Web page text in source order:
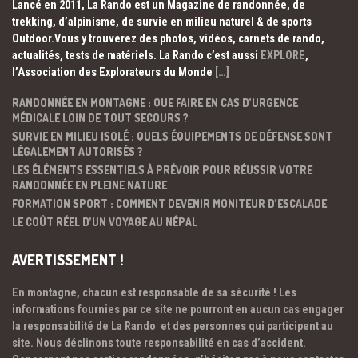
Lancé en 2011, La Rando est un Magazine de randonnée, de
trekking, d’alpinisme, de survie en milieu naturel & de sports
Outdoor.Vous y trouverez des photos, vidéos, carnets de rando,
actualités, tests de matériels. La Rando c’est aussi EXPLORE,
l’Association des Explorateurs du Monde […]
RANDONNÉE EN MONTAGNE : QUE FAIRE EN CAS D’URGENCE
MÉDICALE LOIN DE TOUT SECOURS ?
SURVIE EN MILIEU ISOLÉ : QUELS ÉQUIPEMENTS DE DÉFENSE SONT
LÉGALEMENT AUTORISÉS ?
LES ÉLÉMENTS ESSENTIELS À PRÉVOIR POUR RÉUSSIR VOTRE
RANDONNÉE EN PLEINE NATURE
FORMATION SPORT : COMMENT DEVENIR MONITEUR D’ESCALADE
LE COÛT RÉEL D’UN VOYAGE AU NÉPAL
AVERTISSEMENT !
En montagne, chacun est responsable de sa sécurité ! Les
informations fournies par ce site ne pourront en aucun cas engager
la responsabilité de La Rando et des personnes qui participent au
site. Nous déclinons toute responsabilité en cas d’accident.